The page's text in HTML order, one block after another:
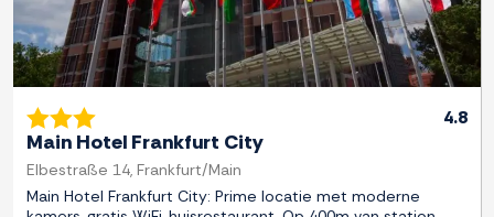
4.8
Main Hotel Frankfurt City
Elbestraße 14, Frankfurt/Main
Main Hotel Frankfurt City: Prime locatie met moderne